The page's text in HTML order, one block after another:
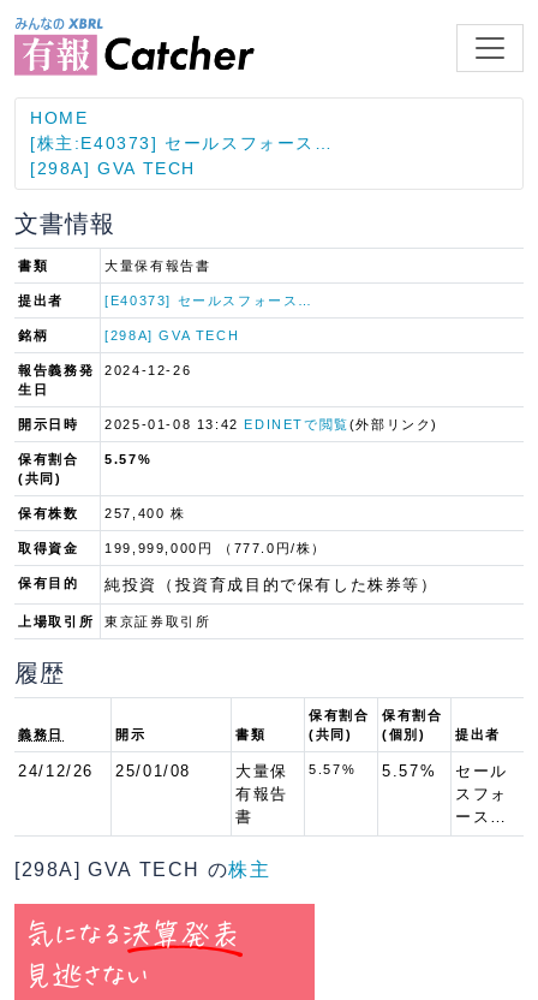
HOME
[株主:E40373] セールスフォース…
[298A] GVA TECH
文書情報
書類 大量保有報告書
提出者 [E40373] セールスフォース…
銘柄 [298A] GVA TECH
報告義務発
生日
2024-12-26
開示日時 2025-01-08 13:42EDINETで閲覧(外部リンク)
保有割合
(共同)
5.57%
保有株数 257,400 株
取得資金 199,999,000円 （777.0円/株）
保有目的 純投資（投資育成目的で保有した株券等）
上場取引所 東京証券取引所
履歴
義務日 開示 書類
保有割合
(共同)
保有割合
(個別)
提出者
24/12/26 25/01/08
大量保
有報告
書
5.57% 5.57%
セール
スフォ
ース…
[298A] GVA TECH の株主